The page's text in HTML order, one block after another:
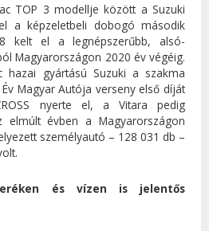
TOP 3 modellje között a Suzuki
a képzeletbeli dobogó második
kelt el a legnépszerűbb, alsó-
Magyarországon 2020 év végéig.
hazai gyártású Suzuki a szakma
Magyar Autója verseny első díját
nyerte el, a Vitara pedig
elmúlt évben a Magyarországon
személyautó – 128 031 db –
és vízen is jelentős